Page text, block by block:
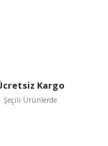
Kargo
Şeçili Ürünlerde